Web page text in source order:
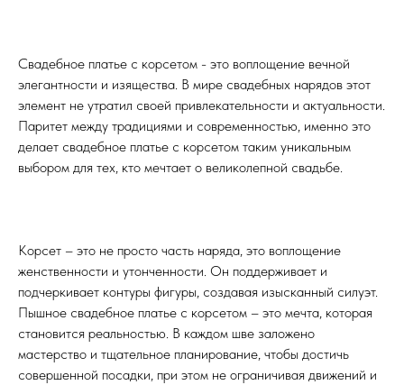
Свадебное платье с корсетом - это воплощение вечной
элегантности и изящества. В мире свадебных нарядов этот
элемент не утратил своей привлекательности и актуальности.
Паритет между традициями и современностью, именно это
делает свадебное платье с корсетом таким уникальным
выбором для тех, кто мечтает о великолепной свадьбе.
Корсет – это не просто часть наряда, это воплощение
женственности и утонченности. Он поддерживает и
подчеркивает контуры фигуры, создавая изысканный силуэт.
Пышное свадебное платье с корсетом – это мечта, которая
становится реальностью. В каждом шве заложено
мастерство и тщательное планирование, чтобы достичь
совершенной посадки, при этом не ограничивая движений и